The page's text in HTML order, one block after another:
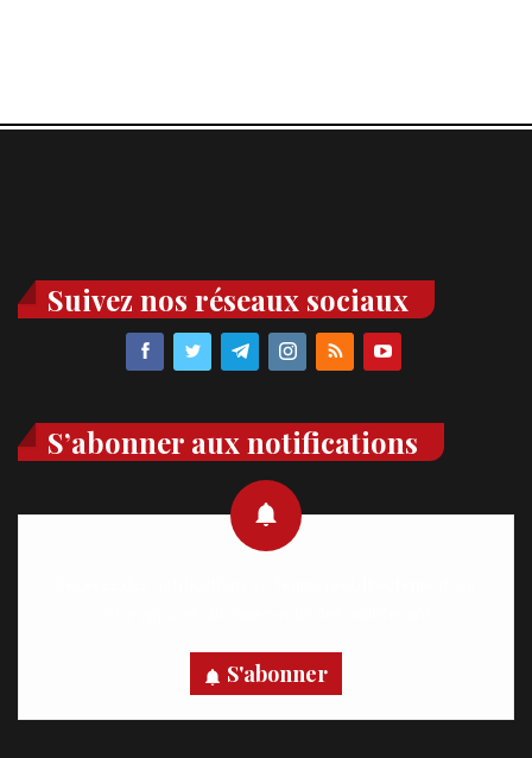
Suivez nos réseaux sociaux
S’abonner aux notifications
S'abonner